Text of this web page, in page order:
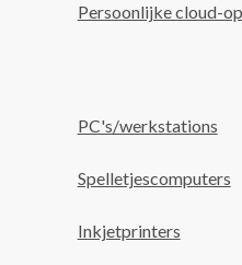
Persoonlijke cloud-
PC's/werkstations
Spelletjescomputers
Inkjetprinters